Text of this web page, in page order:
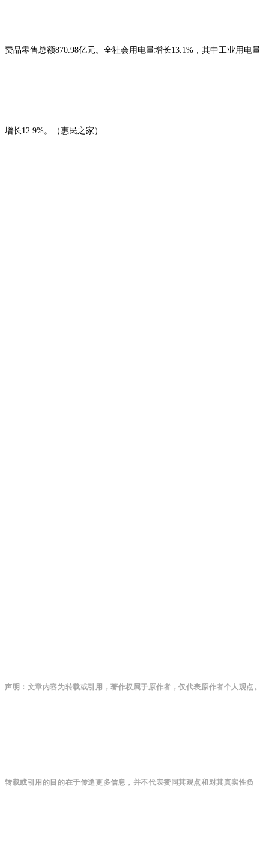
费品零售总额870.98亿元。全社会用电量增长13.1%，其中工业用电量
增长12.9%。（惠民之家）
声明：文章内容为转载或引用，著作权属于原作者，仅代表原作者个人观点。
转载或引用的目的在于传递更多信息，并不代表赞同其观点和对其真实性负